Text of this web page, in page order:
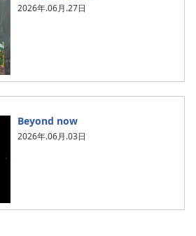
2026年.06月.27日
Beyond now
2026年.06月.03日